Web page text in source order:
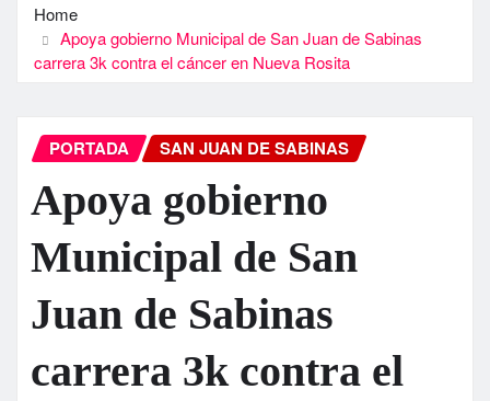
Home
Apoya gobierno Municipal de San Juan de Sabinas
carrera 3k contra el cáncer en Nueva Rosita
PORTADA SAN JUAN DE SABINAS
Apoya gobierno
Municipal de San
Juan de Sabinas
carrera 3k contra el